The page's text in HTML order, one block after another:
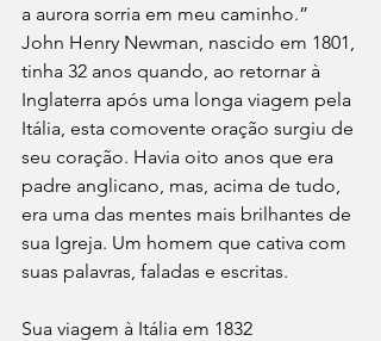
a aurora sorria em meu caminho.”
John Henry Newman, nascido em 1801,
tinha 32 anos quando, ao retornar à
Inglaterra após uma longa viagem pela
Itália, esta comovente oração surgiu de
seu coração. Havia oito anos que era
padre anglicano, mas, acima de tudo,
era uma das mentes mais brilhantes de
sua Igreja. Um homem que cativa com
suas palavras, faladas e escritas.
Sua viagem à Itália em 1832